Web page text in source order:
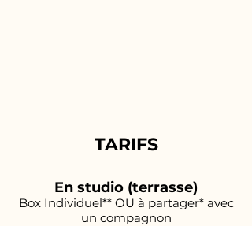
TARIFS
En studio (terrasse)
Box Individuel** OU à partager* avec
un compagnon